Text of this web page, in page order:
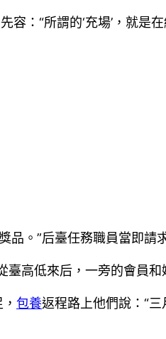
：“所謂的‘充場’，就是
。”后臺任務職員當即請
臺高低來后，一旁的會員和
包養返程路上他們說：“